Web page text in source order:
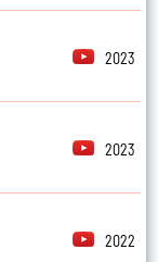
2023
2023
2022